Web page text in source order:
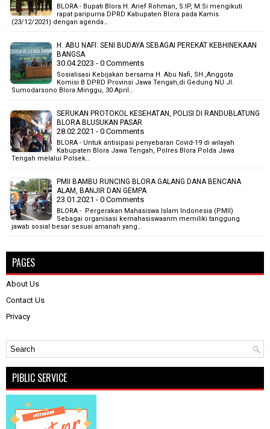
BLORA - Bupati Blora H. Arief Rohman, S.IP, M.Si mengikuti
rapat paripurna DPRD Kabupaten Blora pada Kamis
(23/12/2021) dengan agenda…
H. ABU NAFI: SENI BUDAYA SEBAGAI PEREKAT KEBHINEKAAN
BANGSA
30.04.2023 - 0 Comments
Sosialisasi Kebijakan bersama H. Abu Nafi, SH.,Anggota
Komisi B DPRD Provinsi Jawa Tengah,di Gedung NU Jl.
Sumodarsono Blora.Minggu, 30 April…
SERUKAN PROTOKOL KESEHATAN, POLISI DI RANDUBLATUNG
BLORA BLUSUKAN PASAR
28.02.2021 - 0 Comments
BLORA - Untuk antisipasi penyebaran Covid-19 di wilayah
Kabupaten Blora Jawa Tengah, Polres Blora Polda Jawa
Tengah melalui Polsek…
PMII BAMBU RUNCING BLORA GALANG DANA BENCANA
ALAM, BANJIR DAN GEMPA
23.01.2021 - 0 Comments
BLORA - Pergerakan Mahasiswa Islam Indonesia (PMII)
Sebagai organisasi kemahasiswaanm memiliki tanggung
jawab sosial besar sesuai amanah yang…
PAGES
About Us
Contact Us
Privacy
PIBLIC SERVICE